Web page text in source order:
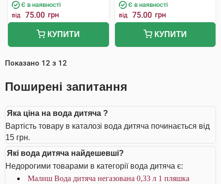
Є в наявності
від 75.00 грн
КУПИТИ
Є в наявності
від 75.00 грн
КУПИТИ
Показано 12 з 12
Поширені запитання
Яка ціна на вода дитяча ?
Вартість товару в каталозі вода дитяча починається від
15 грн.
Які вода дитяча найдешевші?
Недорогими товарами в категорії вода дитяча є:
Малиш Вода дитяча негазована 0,33 л 1 пляшка